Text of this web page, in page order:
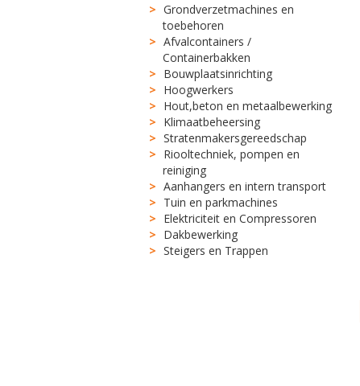
Grondverzetmachines en
toebehoren
Afvalcontainers /
Containerbakken
Bouwplaatsinrichting
Hoogwerkers
Hout,beton en metaalbewerking
Klimaatbeheersing
Stratenmakersgereedschap
Riooltechniek, pompen en
reiniging
Aanhangers en intern transport
Tuin en parkmachines
Elektriciteit en Compressoren
Dakbewerking
Steigers en Trappen